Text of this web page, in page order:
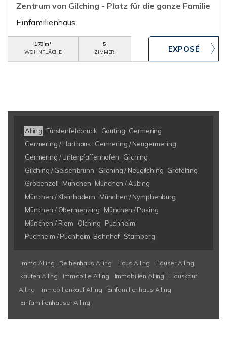
Zentrum von Gilching - Platz für die ganze Familie
Einfamilienhaus
170 m²
WOHNFLÄCHE
5
ZIMMER
Alling Fürstenfeldbruck Gauting Germering
Germering / Harthaus
Germering / Neugermering
Germering / Unterpfaffenhofen
Gilching
Gilching / Geisenbrunn
Gilching / Neugilching Gräfelfing
Gröbenzell München München / Aubing
München / Kleinhadern
München / Nymphenburg
München / Obermenzing
München / Pasing
München / Riem
Olching
Puchheim
Puchheim / Puchheim-Bahnhof Starnberg
Immo Alling Reihenhaus Alling Haus Alling
Häuser Alling
kaufen Alling
Immobilie Alling Immobilien Alling
Hauskauf
Alling
Immobilienkauf Alling
Einfamilienhaus Alling
Einfamilienhäuser Alling